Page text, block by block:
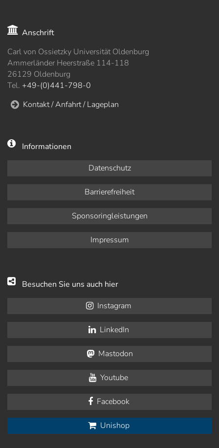
Anschrift
Carl von Ossietzky Universität Oldenburg
Ammerländer Heerstraße 114-118
26129 Oldenburg
Tel. +49-(0)441-798-0
Kontakt / Anfahrt / Lageplan
Informationen
Datenschutz
Barrierefreiheit
Sponsoringleistungen
Impressum
Besuchen Sie uns auch hier
Instagram
LinkedIn
Mastodon
Youtube
Facebook
Unishop